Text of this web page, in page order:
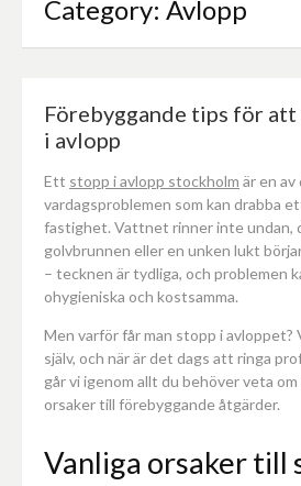
Category: Avlopp
Förebyggande tips för
i avlopp
Ett stopp i avlopp stockholm är en
vardagsproblemen som kan drabba
fastighet. Vattnet rinner inte undan,
golvbrunnen eller en unken lukt
– tecknen är tydliga, och problemen
ohygieniska och kostsamma.
Men varför får man stopp i avloppet?
själv, och när är det dags att ringa
går vi igenom allt du behöver veta
orsaker till förebyggande åtgärder.
Vanliga orsaker till